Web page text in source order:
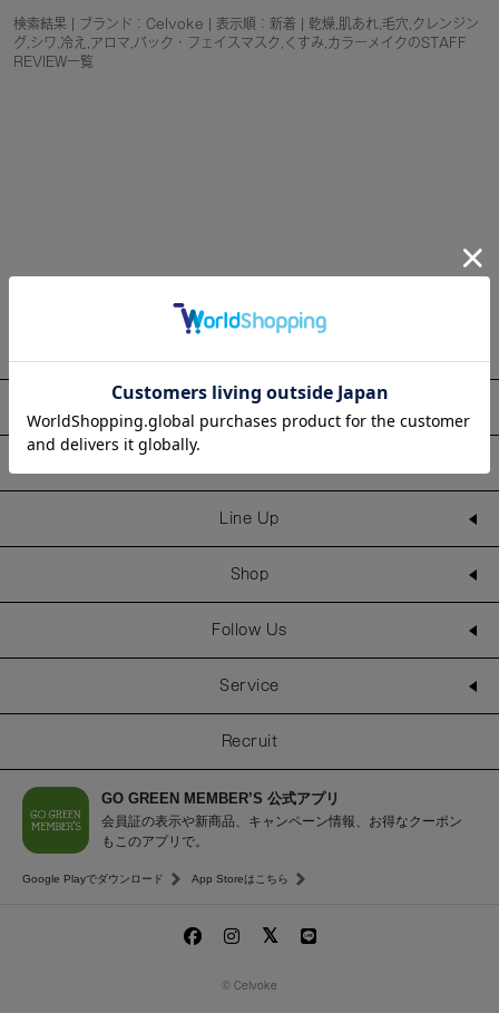
検索結果 | ブランド：Celvoke | 表示順：新着 | 乾燥,肌あれ,毛穴,クレンジン
グ,シワ,冷え,アロマ,パック・フェイスマスク,くすみ,カラーメイクのSTAFF
REVIEW一覧
About
Line Up
Shop
Follow Us
Service
Recruit
GO GREEN MEMBER’S 公式アプリ
会員証の表示や新商品、キャンペーン情報、お得なクーポン
もこのアプリで。
Google Playでダウンロード App Storeはこちら
© Celvoke